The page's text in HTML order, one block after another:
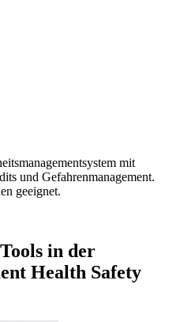
mit
und Gefahrenmanagement.
geeignet.
in der
Health Safety